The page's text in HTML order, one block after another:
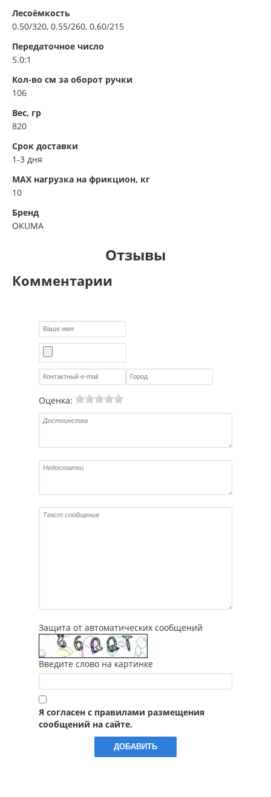
Лесоёмкость
0.50/320, 0.55/260, 0.60/215
Передаточное число
5.0:1
Кол-во см за оборот ручки
106
Вес, гр
820
Срок доставки
1-3 дня
MAX нагрузка на фрикцион, кг
10
Бренд
OKUMA
Отзывы
Комментарии
Оценка:
Защита от автоматических сообщений
Введите слово на картинке
Я согласен с правилами размещения
сообщений на сайте.